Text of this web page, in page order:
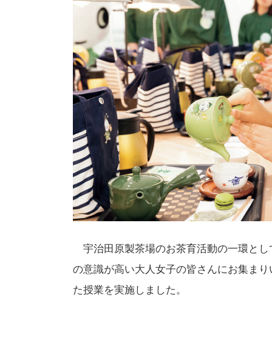
宇治田原製茶場のお茶育活動の一環と
の意識が高い大人女子の皆さんにお集ま
た授業を実施しました。